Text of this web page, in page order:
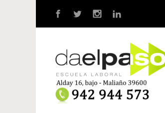
Saltar al contenido principal